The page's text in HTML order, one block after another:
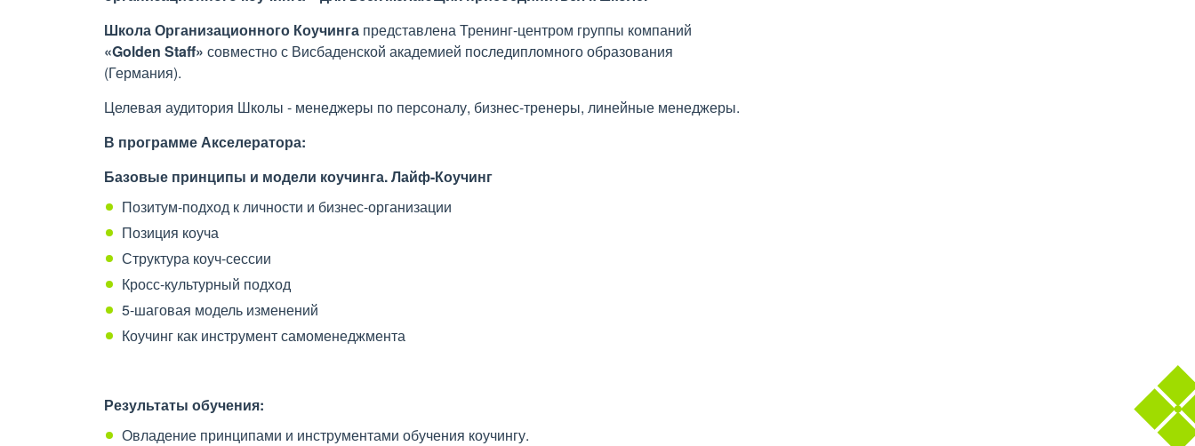
Школа Организационного Коучинга представлена Тренинг-центром группы компаний
«Golden Staff» совместно с Висбаденской академией последипломного образования
(Германия).
Целевая аудитория Школы - менеджеры по персоналу, бизнес-тренеры, линейные менеджеры.
В программе Акселератора:
Базовые принципы и модели коучинга. Лайф-Коучинг
Позитум-подход к личности и бизнес-организации
Позиция коуча
Структура коуч-сессии
Кросс-культурный подход
5-шаговая модель изменений
Коучинг как инструмент самоменеджмента
Результаты обучения:
Овладение принципами и инструментами обучения коучингу.